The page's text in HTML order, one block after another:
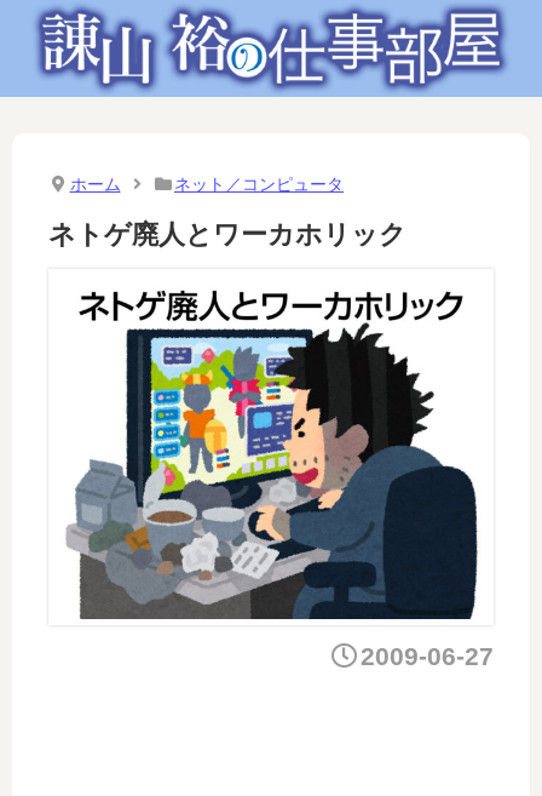
ホーム ネット／コンピュータ
ネトゲ廃人とワーカホリック
2009-06-27